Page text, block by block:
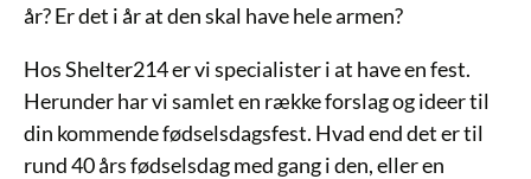
år? Er det i år at den skal have hele armen?
Hos Shelter214 er vi specialister i at have en fest.
Herunder har vi samlet en række forslag og ideer til
din kommende fødselsdagsfest. Hvad end det er til
rund 40 års fødselsdag med gang i den, eller en